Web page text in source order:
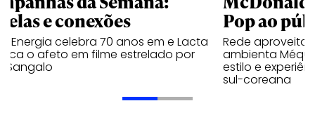
e conexões
Energia celebra 70 anos em e Lacta
o afeto em filme estrelado por
Sangalo
Pop ao
Rede aproveita
ambienta Méqui
estilo e
sul-coreana